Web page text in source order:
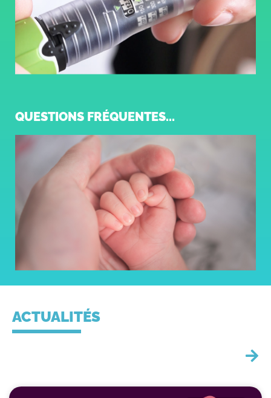
QUESTIONS FRÉQUENTES...
ACTUALITÉS